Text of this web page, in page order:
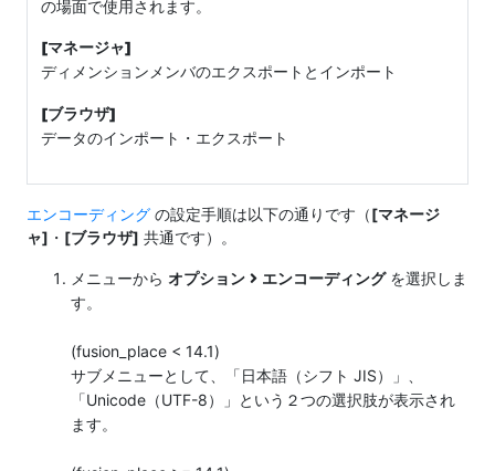
の場面で使用されます。
[マネージャ]
ディメンションメンバのエクスポートとインポート
[ブラウザ]
データのインポート・エクスポート
エンコーディング の設定手順は以下の通りです（[マネージ
ャ] ・ [ブラウザ] 共通です）。
メニューから オプション エンコーディングを選択しま
す。
(fusion_place < 14.1)
サブメニューとして、「日本語（シフト JIS）」、
「Unicode（UTF-8）」という２つの選択肢が表示され
ます。